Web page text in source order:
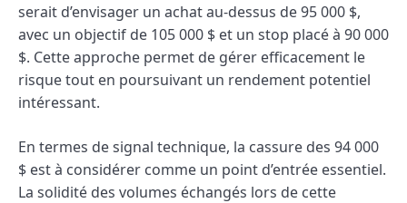
serait d’envisager un achat au-dessus de 95 000 $,
avec un objectif de 105 000 $ et un stop placé à 90 000
$. Cette approche permet de gérer efficacement le
risque tout en poursuivant un rendement potentiel
intéressant.
En termes de signal technique, la cassure des 94 000
$ est à considérer comme un point d’entrée essentiel.
La solidité des volumes échangés lors de cette